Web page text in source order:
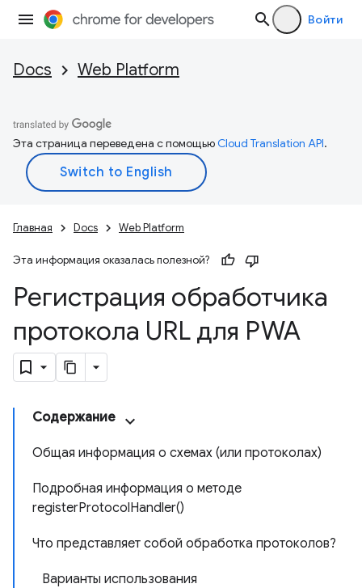
Войти
Docs Web Platform
Эта страница переведена с помощьюCloud Translation API.
Главная Docs Web Platform
Эта информация оказалась полезной?
Регистрация обработчика
протокола URL для PWA
Содержание
Общая информация о схемах (или протоколах)
Подробная информация о методе
registerProtocolHandler()
Что представляет собой обработка протоколов?
Варианты использования